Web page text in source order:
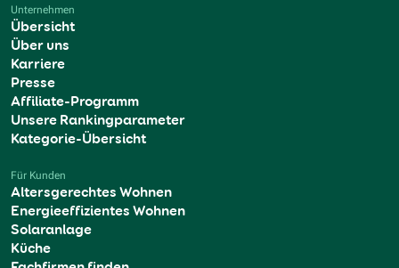
Unternehmen
Übersicht
Über uns
Karriere
Presse
Affiliate-Programm
Unsere Rankingparameter
Kategorie-Übersicht
Für Kunden
Altersgerechtes Wohnen
Energieeffizientes Wohnen
Solaranlage
Küche